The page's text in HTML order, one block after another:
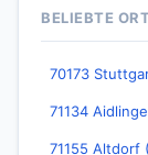
BELIEBTE
70173
71134
71155 Altdorf